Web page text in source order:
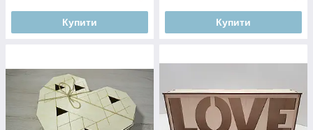
Купити Купити